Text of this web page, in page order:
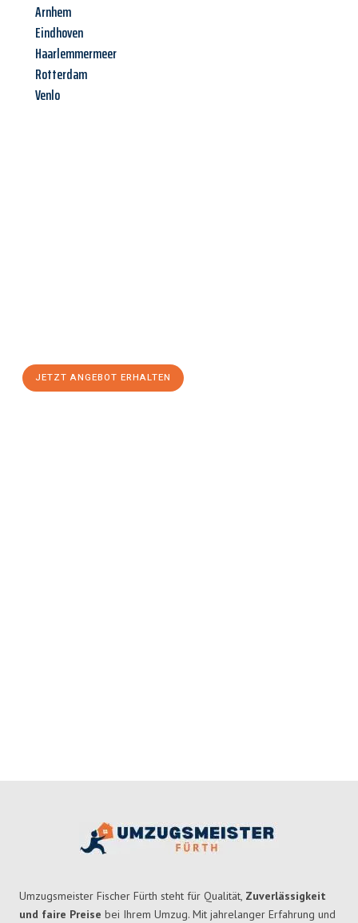
Arnhem
Eindhoven
Haarlemmermeer
Rotterdam
Venlo
JETZT ANGEBOT ERHALTEN
Umzugsmeister Fischer Fürth steht für Qualität, Zuverlässigkeit
und faire Preise bei Ihrem Umzug. Mit jahrelanger Erfahrung und